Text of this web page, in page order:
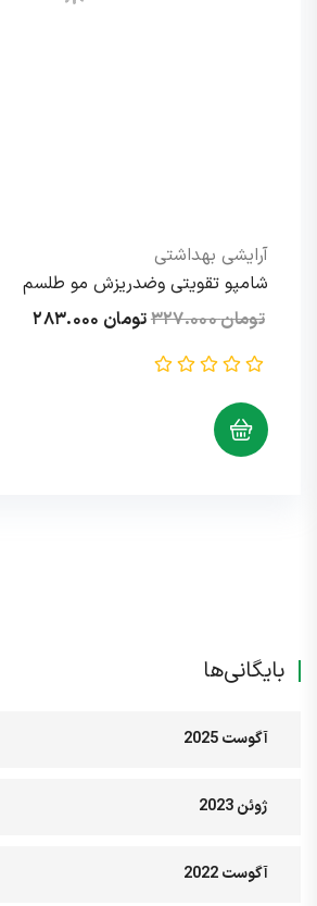
آرایشی بهداشتی
شامپو تقویتی وضدریزش مو طلسم
تومان۳۲۷.۰۰۰ قیمت
اصلی:
تومان قیمت
بایگانی‌ها
آگوست 2025
ژوئن 2023
آگوست 2022